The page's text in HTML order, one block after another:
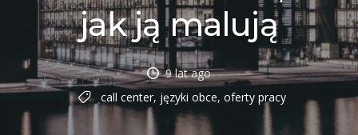
jak ją malują
9 lat ago
call center, języki obce, oferty pracy